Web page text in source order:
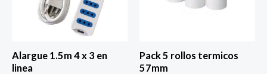
Alargue 1.5m 4 x 3 en
linea
Pack 5 rollos termicos
57mm